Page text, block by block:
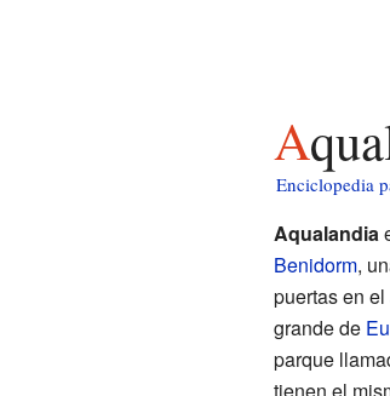
Enciclopedia
Aqualandia
Benidorm,
puertas en
grande de
parque